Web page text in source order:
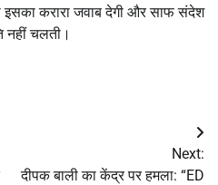
करारा जवाब देगी और साफ संदेश
नहीं चलती।
Next:
दीपक बाली का केंद्र पर हमला: “ED